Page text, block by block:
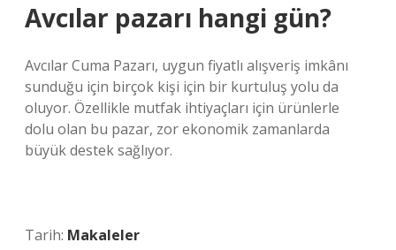
Avcılar pazarı hangi gün?
Avcılar Cuma Pazarı, uygun fiyatlı alışveriş imkânı
sunduğu için birçok kişi için bir kurtuluş yolu da
oluyor. Özellikle mutfak ihtiyaçları için ürünlerle
dolu olan bu pazar, zor ekonomik zamanlarda
büyük destek sağlıyor.
Tarih: Makaleler